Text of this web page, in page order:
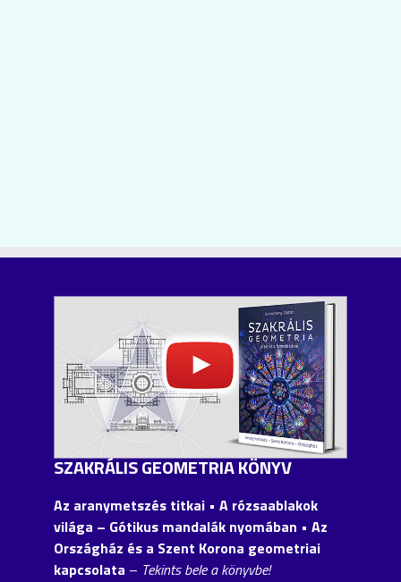
SZAKRÁLIS GEOMETRIA KÖNYV
Az aranymetszés titkai • A rózsaablakok
világa – Gótikus mandalák nyomában • Az
Országház és a Szent Korona geometriai
kapcsolata – Tekints bele a könyvbe!